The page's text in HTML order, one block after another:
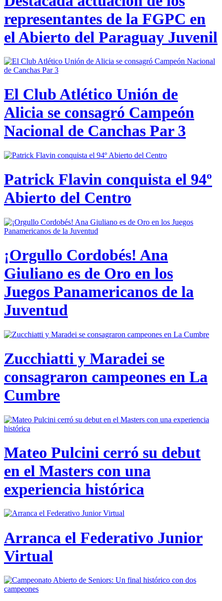
representantes de la FGPC en
el Abierto del Paraguay Juvenil
El Club Atlético Unión de
Alicia se consagró Campeón
Nacional de Canchas Par 3
Patrick Flavin conquista el 94º
Abierto del Centro
¡Orgullo Cordobés! Ana
Giuliano es de Oro en los
Juegos Panamericanos de la
Juventud
Zucchiatti y Maradei se
consagraron campeones en La
Cumbre
Mateo Pulcini cerró su debut
en el Masters con una
experiencia histórica
Arranca el Federativo Junior
Virtual